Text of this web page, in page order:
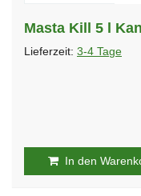
Masta Kill 5 l
Lieferzeit: 3-4 Tage
In den